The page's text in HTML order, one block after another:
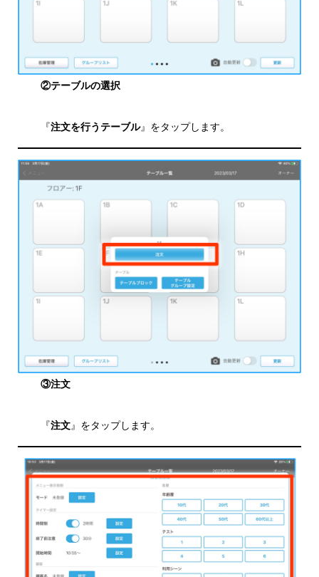
②テーブルの選択
『注文を行うテーブル』をタップします。
③注文
『注文』をタップします。